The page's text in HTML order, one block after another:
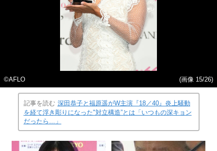
©AFLO (画像 15/26)
記事を読む 深田恭子と福原遥がW主演『18／40』炎上騒動
を経て浮き彫りになった"対立構造”とは「いつもの深キョン
だったら…」